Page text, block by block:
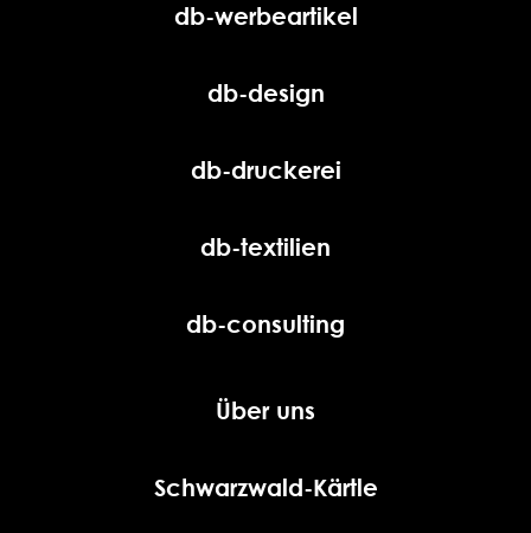
db-werbeartikel
db-design
db-druckerei
db-textilien
db-consulting
Über uns
Schwarzwald-Kärtle